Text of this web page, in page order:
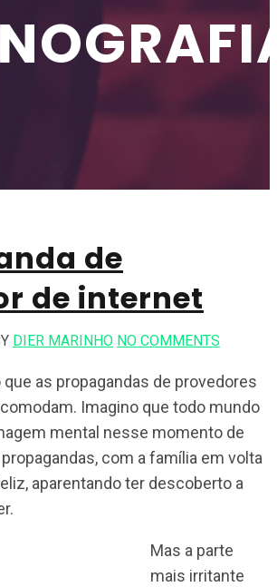
de
de internet
DIER MARINHO NO COMMENTS
as propagandas de provedores
Imagino que todo mundo
mental nesse momento de
com a família em volta
aparentando ter descoberto a
Mas a parte
mais irritante